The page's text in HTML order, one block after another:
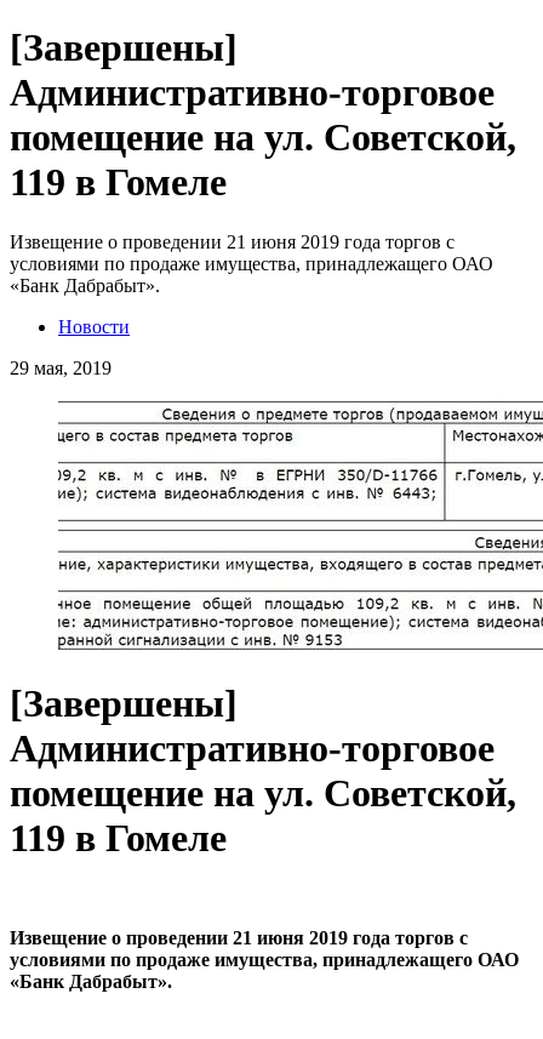
[Завершены]
Административно-торговое
помещение на ул. Советской,
119 в Гомеле
Извещение о проведении 21 июня 2019 года торгов с
условиями по продаже имущества, принадлежащего ОАО
«Банк Дабрабыт».
Новости
29 мая, 2019
[Завершены]
Административно-торговое
помещение на ул. Советской,
119 в Гомеле
Извещение о проведении 21 июня 2019 года торгов с
условиями по продаже имущества, принадлежащего ОАО
«Банк Дабрабыт».